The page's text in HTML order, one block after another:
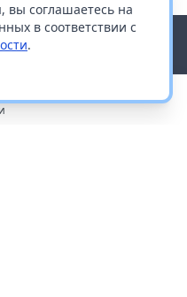
вы соглашаетесь на
в соответствии с
.